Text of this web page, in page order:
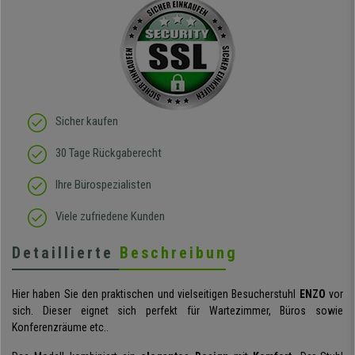
sitzt darin auch wirklich
gut! Die Sitzfläche, eine
Art straffes aber auch
elastisches Gewebe passt
sich der
Körperbewegung an.
Klare Kaufempfehlung!
Sicher kaufen
30 Tage Rückgaberecht
Ihre Bürospezialisten
Viele zufriedene Kunden
Detaillierte Beschreibung
Hier haben Sie den praktischen und vielseitigen Besucherstuhl ENZO vor
sich. Dieser eignet sich perfekt für Wartezimmer, Büros sowie
Konferenzräume etc..